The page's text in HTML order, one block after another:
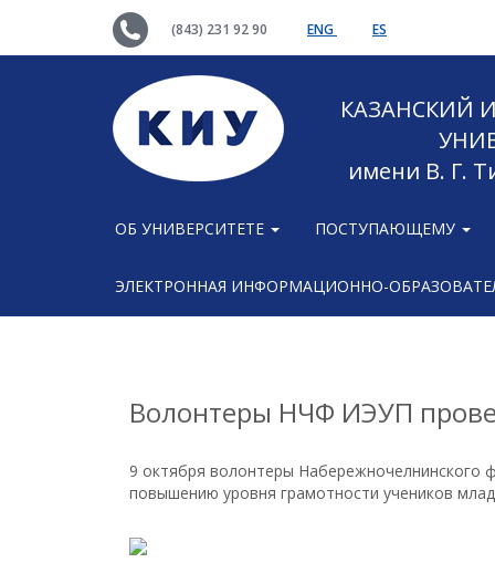
(843) 231 92 90 ENG ES
КАЗАНСКИЙ
имени В. Г.
ОБ УНИВЕРСИТЕТЕ ПОСТУПАЮЩЕМУ
ЭЛЕКТРОННАЯ ИНФОРМАЦИОННО-
Волонтеры НЧФ ИЭУП
9 октября волонтеры
повышению уровня грамотности учеников